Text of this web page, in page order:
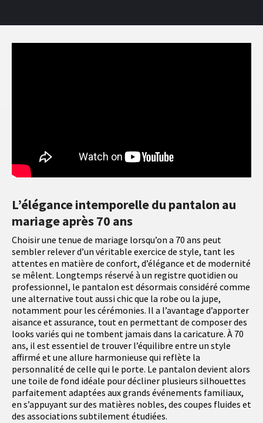
L’élégance intemporelle du pantalon au
mariage après 70 ans
Choisir une tenue de mariage lorsqu’on a 70 ans peut
sembler relever d’un véritable exercice de style, tant les
attentes en matière de confort, d’élégance et de modernité
se mêlent. Longtemps réservé à un registre quotidien ou
professionnel, le pantalon est désormais considéré comme
une alternative tout aussi chic que la robe ou la jupe,
notamment pour les cérémonies. Il a l’avantage d’apporter
aisance et assurance, tout en permettant de composer des
looks variés qui ne tombent jamais dans la caricature. À 70
ans, il est essentiel de trouver l’équilibre entre un style
affirmé et une allure harmonieuse qui reflète la
personnalité de celle qui le porte. Le pantalon devient alors
une toile de fond idéale pour décliner plusieurs silhouettes
parfaitement adaptées aux grands événements familiaux,
en s’appuyant sur des matières nobles, des coupes fluides et
des associations subtilement étudiées.